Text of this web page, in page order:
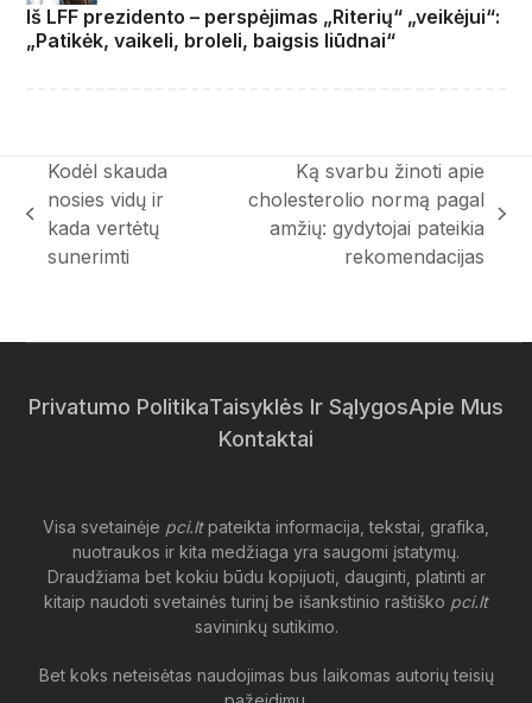
Iš LFF prezidento – perspėjimas „Riterių“ „veikėjui“:
„Patikėk, vaikeli, broleli, baigsis liūdnai“
previous
post:
Kodėl skauda
nosies vidų ir
kada vertėtų
sunerimti
Ką svarbu žinoti apie
cholesterolio normą pagal
amžių: gydytojai pateikia
rekomendacijas
Privatumo PolitikaTaisyklės Ir SąlygosApie Mus
Kontaktai
Visa svetainėje pci.ltpateikta informacija, tekstai, grafika,
nuotraukos ir kita medžiaga yra saugomi įstatymų.
Draudžiama bet kokiu būdu kopijuoti, dauginti, platinti ar
kitaip naudoti svetainės turinį be išankstinio raštiško pci.lt
savininkų sutikimo.
Bet koks neteisėtas naudojimas bus laikomas autorių teisių